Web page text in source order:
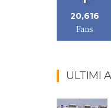
20,616
Fans
ULTIMI